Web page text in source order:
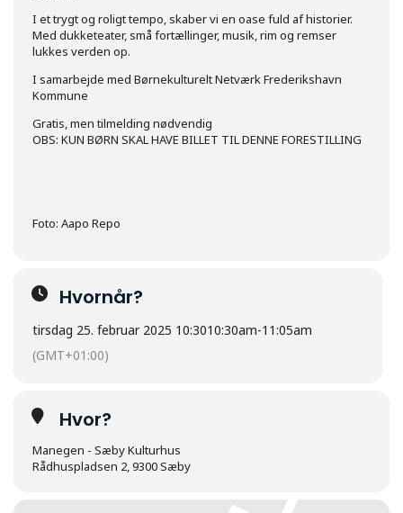
I et trygt og roligt tempo, skaber vi en oase fuld af historier.
Med dukketeater, små fortællinger, musik, rim og remser
lukkes verden op.
I samarbejde med Børnekulturelt Netværk Frederikshavn
Kommune
Gratis, men tilmelding nødvendig
OBS: KUN BØRN SKAL HAVE BILLET TIL DENNE FORESTILLING
Foto: Aapo Repo
Hvornår?
tirsdag 25. februar 2025 10:3010:30am-11:05am
(GMT+01:00)
Hvor?
Manegen - Sæby Kulturhus
Rådhuspladsen 2, 9300 Sæby